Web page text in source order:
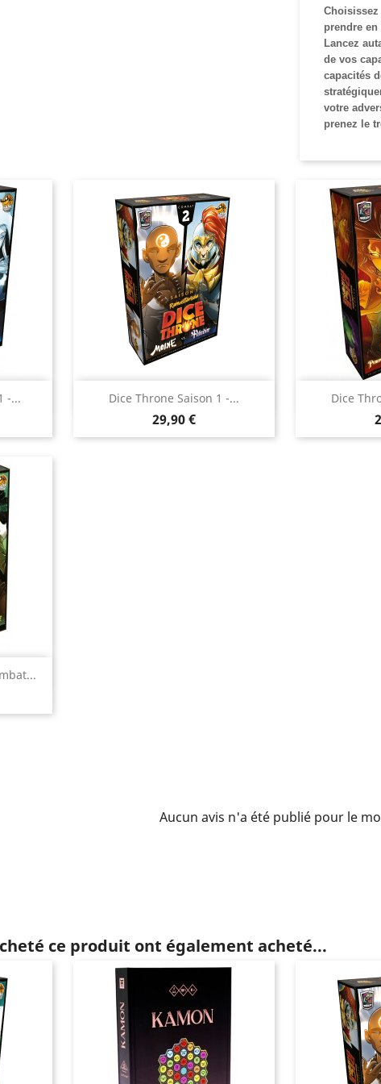
prendre
Lancez
de vos
capacités
votre
prenez le
-... Dice Throne Saison 1 -...
Prix
29,90 €
Aperçu rapide Dice

Aucun avis n'a été publié pour le
ce produit ont également acheté...